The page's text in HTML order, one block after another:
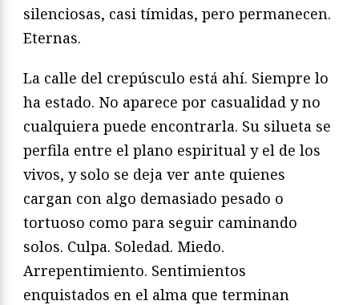
silenciosas, casi tímidas, pero permanecen.
Eternas.
La calle del crepúsculo está ahí. Siempre lo
ha estado. No aparece por casualidad y no
cualquiera puede encontrarla. Su silueta se
perfila entre el plano espiritual y el de los
vivos, y solo se deja ver ante quienes
cargan con algo demasiado pesado o
tortuoso como para seguir caminando
solos. Culpa. Soledad. Miedo.
Arrepentimiento. Sentimientos
enquistados en el alma que terminan